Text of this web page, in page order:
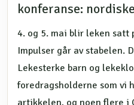
konferanse:
4. og 5. mai blir leken satt
Impulser går av stabelen.
Lekesterke barn og
foredragsholderne som vi
artikkelen, og noen flere i